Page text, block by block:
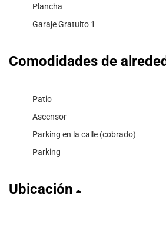
Plancha
Garaje Gratuito 1
Comodidades de
Patio
Ascensor
Parking en la calle (cobrado)
Parking
Ubicación